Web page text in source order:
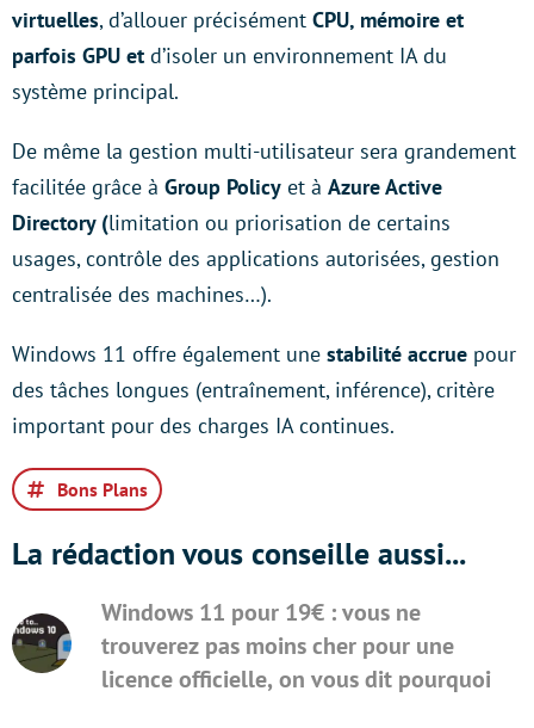
virtuelles, d’allouer précisément CPU, mémoire et
parfois GPU et d’isoler un environnement IA du
système principal.
De même la gestion multi-utilisateur sera grandement
facilitée grâce à Group Policy et à Azure Active
Directory (limitation ou priorisation de certains
usages, contrôle des applications autorisées, gestion
centralisée des machines…).
Windows 11 offre également une stabilité accrue pour
des tâches longues (entraînement, inférence), critère
important pour des charges IA continues.
Bons Plans
La rédaction vous conseille aussi...
Windows 11 pour 19€ : vous ne
trouverez pas moins cher pour une
licence officielle, on vous dit pourquoi